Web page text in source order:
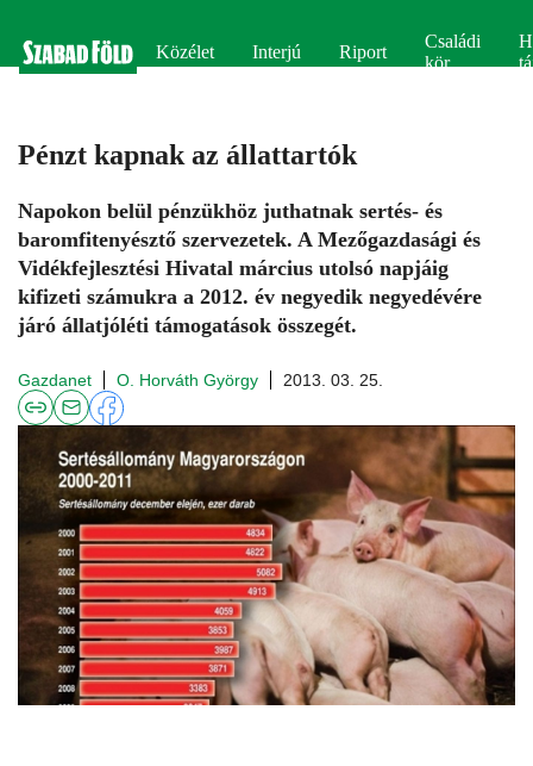
Közélet Interjú Riport
Családi
kör
Pénzt kapnak az állattartók
Napokon belül pénzükhöz juthatnak sertés- és
baromfitenyésztő szervezetek. A Mezőgazdasági és
Vidékfejlesztési Hivatal március utolsó napjáig
kifizeti számukra a 2012. év negyedik negyedévére
járó állatjóléti támogatások összegét.
Gazdanet O. Horváth György 2013. 03. 25.